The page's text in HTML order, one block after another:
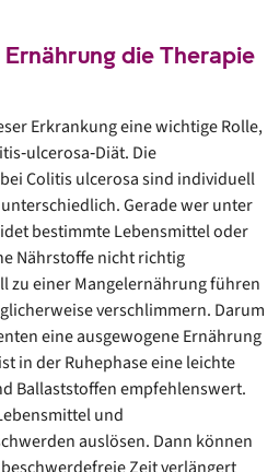
die Therapie
Erkrankung eine wichtige Rolle,
Die
Colitis ulcerosa sind individuell
Gerade wer unter
bestimmte Lebensmittel oder
Nährstoffe nicht richtig
zu einer Mangelernährung führen
verschlimmern. Darum
eine ausgewogene Ernährung
in der Ruhephase eine leichte
Ballaststoffen empfehlenswert.
und
auslösen. Dann können